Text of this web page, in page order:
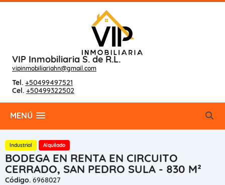
VIP Inmobiliaria S. de R.L.
vipinmobiliariahn@gmail.com
Tel. +50499497521
Cel. +50499322502
MENÚ
Industrial Alquilado
BODEGA EN RENTA EN CIRCUITO
CERRADO, SAN PEDRO SULA - 830 M²
Código. 6968027